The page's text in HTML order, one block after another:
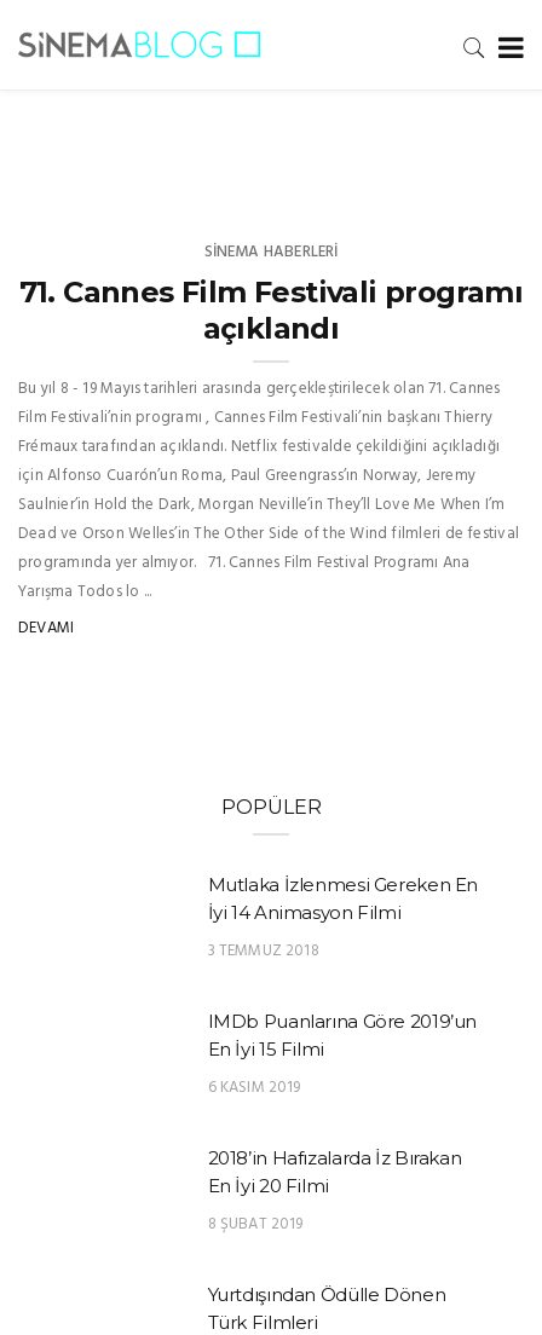
SINEMA HABERLERI
71. Cannes Film Festivali programı
açıklandı
Bu yıl 8 - 19 Mayıs tarihleri arasında gerçekleştirilecek olan 71. Cannes
Film Festivali’nin programı , Cannes Film Festivali’nin başkanı Thierry
Frémaux tarafından açıklandı. Netflix festivalde çekildiğini açıkladığı
için Alfonso Cuarón’un Roma, Paul Greengrass’ın Norway, Jeremy
Saulnier’in Hold the Dark, Morgan Neville’in They’ll Love Me When I’m
Dead ve Orson Welles’in The Other Side of the Wind filmleri de festival
programında yer almıyor. 71. Cannes Film Festival Programı Ana
Yarışma Todos lo ...
DEVAMI
POPÜLER
Mutlaka İzlenmesi Gereken En
İyi 14 Animasyon Filmi
3 TEMMUZ 2018
IMDb Puanlarına Göre 2019’un
En İyi 15 Filmi
6 KASIM 2019
2018’in Hafızalarda İz Bırakan
En İyi 20 Filmi
8 ŞUBAT 2019
Yurtdışından Ödülle Dönen
Türk Filmleri